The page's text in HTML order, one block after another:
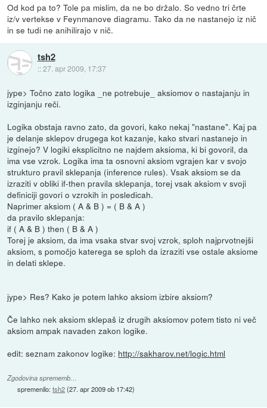
Od kod pa to? Tole pa mislim, da ne bo držalo. So vedno tri črte
iz/v vertekse v Feynmanove diagramu. Tako da ne nastanejo iz nič
in se tudi ne anihilirajo v nič.
tsh2
::27. apr 2009, 17:37
jype> Točno zato logika _ne potrebuje_ aksiomov o nastajanju in
izginjanju reči.
Logika obstaja ravno zato, da govori, kako nekaj "nastane". Kaj pa
je delanje sklepov drugega kot kazanje, kako stvari nastanejo in
izginejo? V logiki eksplicitno ne najdem aksioma, ki bi govoril, da
ima vse vzrok. Logika ima ta osnovni aksiom vgrajen kar v svojo
strukturo pravil sklepanja (inference rules). Vsak aksiom se da
izraziti v obliki if-then pravila sklepanja, torej vsak aksiom v svoji
definiciji govori o vzrokih in posledicah.
Naprimer aksiom ( A & B ) = ( B & A )
da pravilo sklepanja:
if ( A & B ) then ( B & A )
Torej je aksiom, da ima vsaka stvar svoj vzrok, sploh najprvotnejši
aksiom, s pomočjo katerega se sploh da izraziti vse ostale aksiome
in delati sklepe.
jype> Res? Kako je potem lahko aksiom izbire aksiom?
Če lahko nek aksiom sklepaš iz drugih aksiomov potem tisto ni več
aksiom ampak navaden zakon logike.
edit: seznam zakonov logike: http://sakharov.net/logic.html
Zgodovina sprememb…
spremenilo:tsh2(27. apr 2009 ob 17:42)